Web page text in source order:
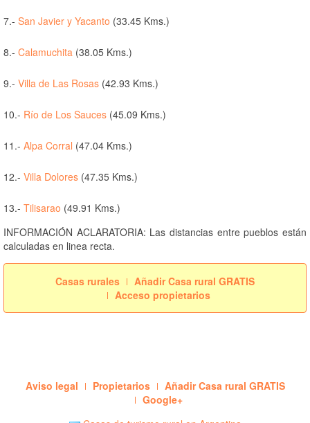
7.- San Javier y Yacanto (33.45 Kms.)
8.- Calamuchita (38.05 Kms.)
9.- Villa de Las Rosas (42.93 Kms.)
10.- Río de Los Sauces (45.09 Kms.)
11.- Alpa Corral (47.04 Kms.)
12.- Villa Dolores (47.35 Kms.)
13.- Tilisarao (49.91 Kms.)
INFORMACIÓN ACLARATORIA: Las distancias entre pueblos están
calculadas en linea recta.
Casas rurales
Añadir Casa rural GRATIS
Acceso propietarios
Aviso legal Propietarios
Añadir Casa rural GRATIS
Google+